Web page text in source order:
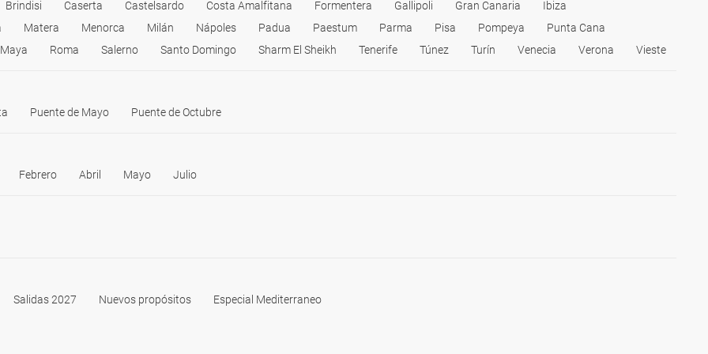
Brindisi Caserta Castelsardo Costa Amalfitana Formentera Gallipoli Gran Canaria
Ibiza
Matera Menorca Milán Nápoles Padua Paestum Parma Pisa Pompeya
Punta Cana
Roma Salerno Santo Domingo Sharm El Sheikh Tenerife Túnez Turín Venecia Verona Vieste
Puente de Mayo Puente de Octubre
Febrero Abril Mayo Julio
Salidas 2027 Nuevos propósitos Especial Mediterraneo